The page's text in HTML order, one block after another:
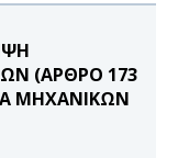
(ΑΡΘΡΟ 173
ΜΗΧΑΝΙΚΩΝ